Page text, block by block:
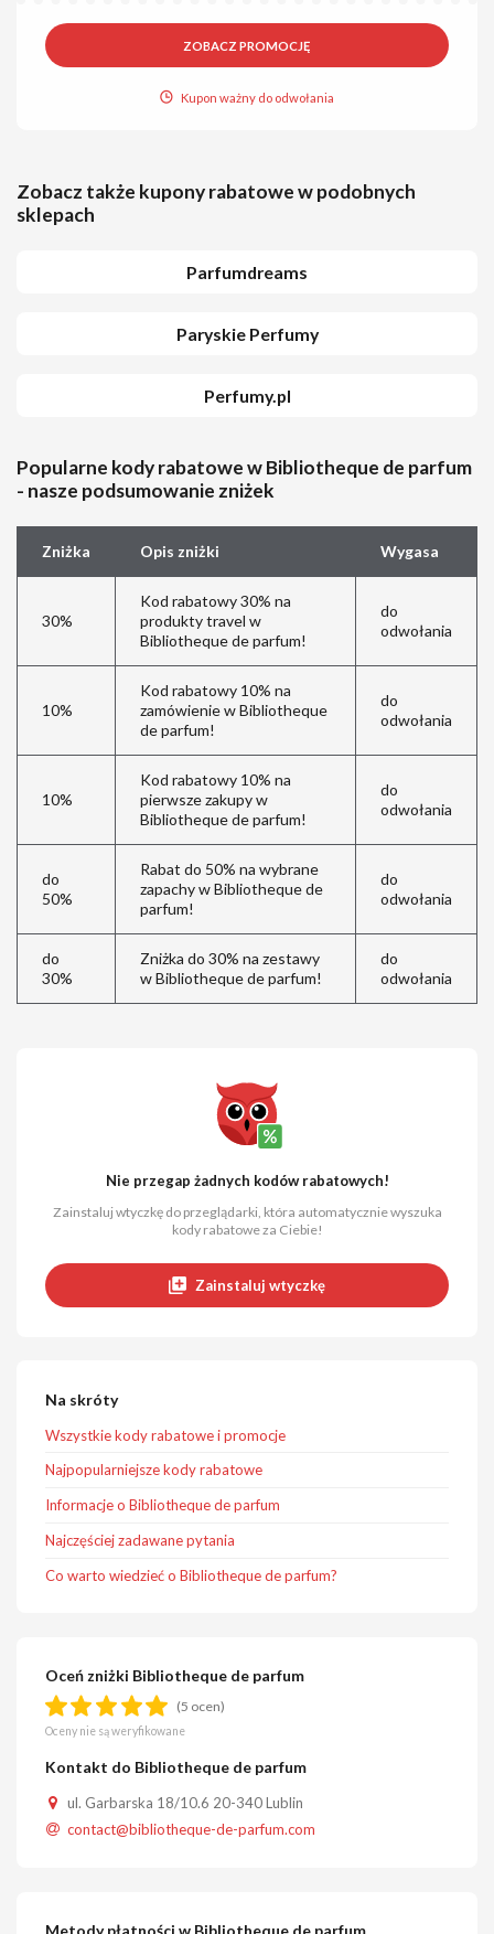
ZOBACZ PROMOCJĘ
Kupon ważny do odwołania
Zobacz także kupony rabatowe w podobnych
sklepach
Parfumdreams
Paryskie Perfumy
Perfumy.pl
Popularne kody rabatowe w Bibliotheque de parfum
- nasze podsumowanie zniżek
Zniżka Opis zniżki Wygasa
30%
Kod rabatowy 30% na
produkty travel w
Bibliotheque de parfum!
do
odwołania
10%
Kod rabatowy 10% na
zamówienie w Bibliotheque
de parfum!
do
odwołania
10%
Kod rabatowy 10% na
pierwsze zakupy w
Bibliotheque de parfum!
do
odwołania
do
50%
Rabat do 50% na wybrane
zapachy w Bibliotheque de
parfum!
do
odwołania
do
30%
Zniżka do 30% na zestawy
w Bibliotheque de parfum!
do
odwołania
Nie przegap żadnych kodów rabatowych!
Zainstaluj wtyczkę do przeglądarki, która automatycznie wyszuka
kody rabatowe za Ciebie!
Zainstaluj wtyczkę
Na skróty
Wszystkie kody rabatowe i promocje
Najpopularniejsze kody rabatowe
Informacje o Bibliotheque de parfum
Najczęściej zadawane pytania
Co warto wiedzieć o Bibliotheque de parfum?
Oceń zniżki Bibliotheque de parfum
(5 ocen)
Oceny nie są weryfikowane
Kontakt do Bibliotheque de parfum
ul. Garbarska 18/10.6 20-340 Lublin
contact@bibliotheque-de-parfum.com